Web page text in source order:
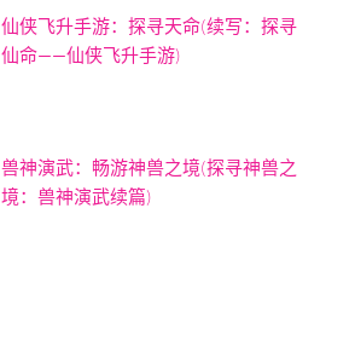
仙侠飞升手游：探寻天命(续写：探寻
仙命——仙侠飞升手游)
兽神演武：畅游神兽之境(探寻神兽之
境：兽神演武续篇)